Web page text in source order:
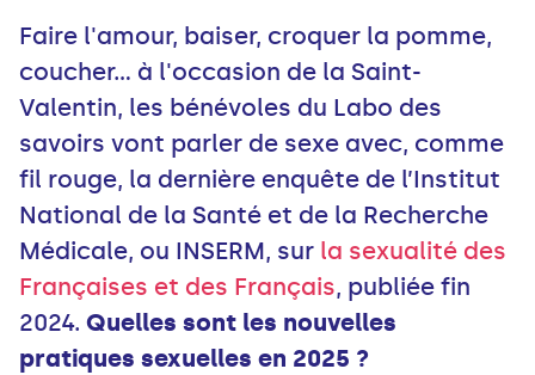
Faire l'amour, baiser, croquer la pomme,
coucher... à l'occasion de la Saint-
Valentin, les bénévoles du Labo des
savoirs vont parler de sexe avec, comme
fil rouge, la dernière enquête de l’Institut
National de la Santé et de la Recherche
Médicale, ou INSERM, sur la sexualité des
Françaises et des Français, publiée fin
2024. Quelles sont les nouvelles
pratiques sexuelles en 2025 ?